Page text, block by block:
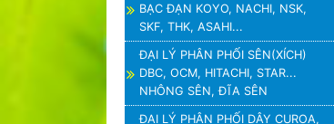
BẠC ĐẠN KOYO, NACHI, NSK,
SKF, THK, ASAHI...
ĐẠI LÝ PHÂN PHỐI SÊN(XÍCH)
DBC, OCM, HITACHI, STAR...
NHÔNG SÊN, ĐĨA SÊN
ĐẠI LÝ PHÂN PHỐI DÂY CUROA,
NỐI REN NGOÀI ĐUÔI
CHUỘT INOX 304, NỐI ĐUÔI
CHUỘT INOX 304
VÒNG BI NTN 6314ZZCM,
BẠC ĐẠN NTN 6314ZZCM
Giá:Liên Hệ